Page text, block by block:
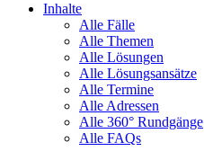
Inhalte
Alle Fälle
Alle Themen
Alle Lösungen
Alle Lösungsansätze
Alle Termine
Alle Adressen
Alle 360° Rundgänge
Alle FAQs